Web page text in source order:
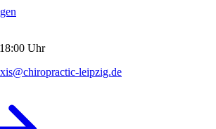
Uhr
leipzig.de